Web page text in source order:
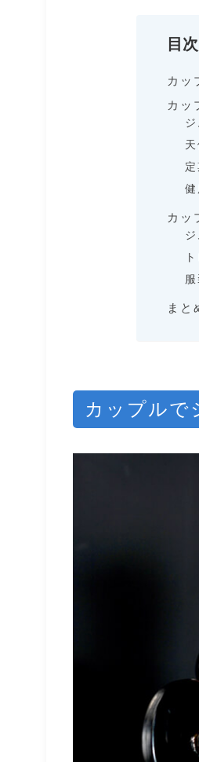
目次
カッ
カッ
健
カッ
まと
カップルで